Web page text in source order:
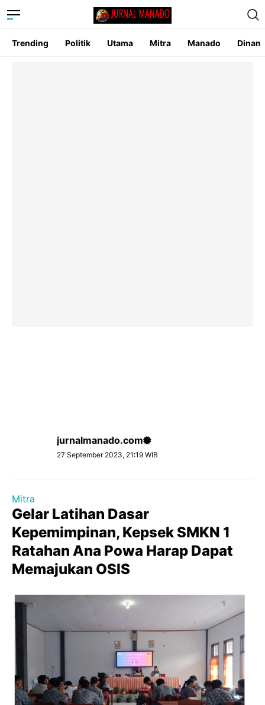
Trending Politik Utama Mitra Manado
jurnalmanado.com
27 September 2023, 21:19 WIB
Mitra
Gelar Latihan Dasar
Kepemimpinan, Kepsek SMKN 1
Ratahan Ana Powa Harap Dapat
Memajukan OSIS